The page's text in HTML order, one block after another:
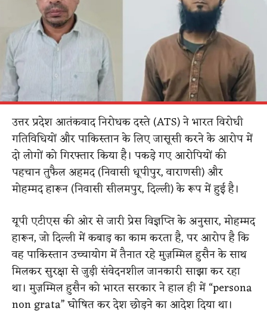
उत्तर प्रदेश आतंकवाद निरोधक दस्ते (ATS) ने भारत विरोधी
गतिविधियों और पाकिस्तान के लिए जासूसी करने के आरोप में
दो लोगों को गिरफ्तार किया है। पकड़े गए आरोपियों की
पहचान तुफैल अहमद (निवासी धूपीपुर, वाराणसी) और
मोहम्मद हारून (निवासी सीलमपुर, दिल्ली) के रूप में हुई है।
यूपी एटीएस की ओर से जारी प्रेस विज्ञप्ति के अनुसार, मोहम्मद
हारून, जो दिल्ली में कबाड़ का काम करता है, पर आरोप है कि
वह पाकिस्तान उच्चायोग में तैनात रहे मुज़म्मिल हुसैन के साथ
मिलकर सुरक्षा से जुड़ी संवेदनशील जानकारी साझा कर रहा
था। मुज़म्मिल हुसैन को भारत सरकार ने हाल ही में “persona
non grata” घोषित कर देश छोड़ने का आदेश दिया था।